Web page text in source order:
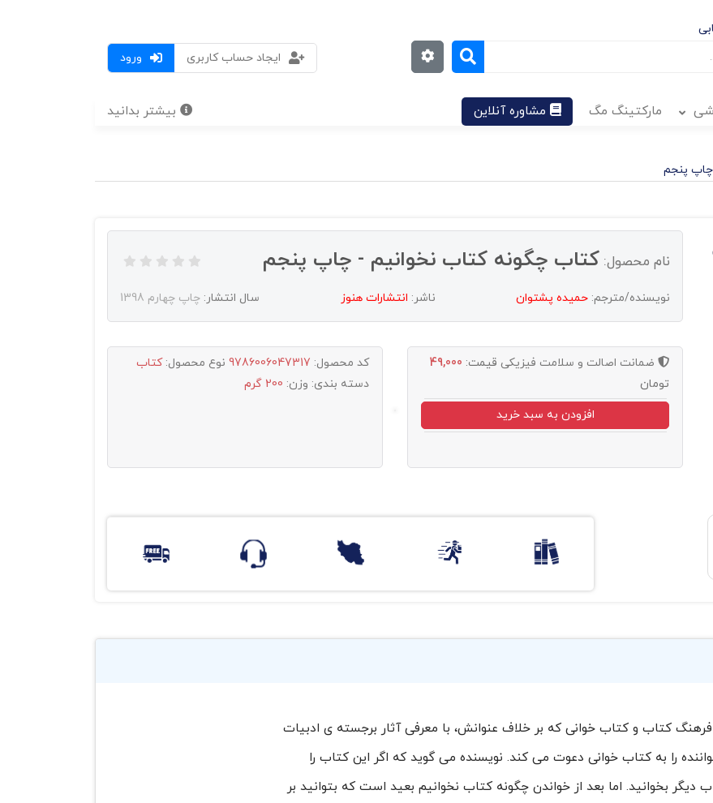
ورود
ایجاد حساب کاربری
مارکتینگ مگ مشاوره آنلاین بیشتر بدانید
پنجم
نام محصول: کتاب چگونه کتاب نخوانیم - چاپ پنجم
نویسنده/مترجم: حمیده پشتوان ناشر: انتشارات هنوز سال انتشار: چاپ چهارم 1398
ضمانت اصالت و سلامت فیزیکی قیمت: 49,000
تومان
افزودن به سبد خرید
کد محصول: 9786006047317 نوع محصول:کتاب
دسته بندی: وزن: 200 گرم
کتاب و کتاب خوانی که بر خلاف عنوانش، با معرفی آثار برجسته ی ادبیات
را به کتاب خوانی دعوت می کند. نویسنده می گوید که اگر این کتاب را
دیگر بخوانید. اما بعد از خواندن چگونه کتاب نخوانیم بعید است که بتوانید بر